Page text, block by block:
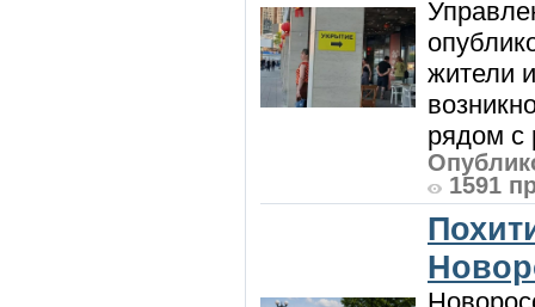
жители
рядом с
1591